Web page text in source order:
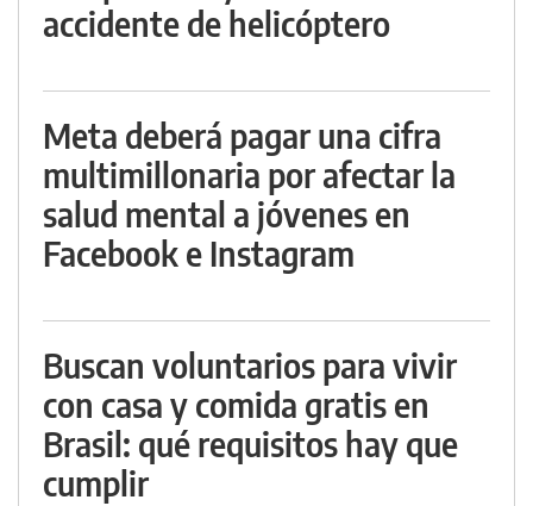
accidente de helicóptero
Meta deberá pagar una cifra
multimillonaria por afectar la
salud mental a jóvenes en
Facebook e Instagram
Buscan voluntarios para vivir
con casa y comida gratis en
Brasil: qué requisitos hay que
cumplir